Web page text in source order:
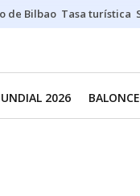
de Bilbao Tasa turística
2026